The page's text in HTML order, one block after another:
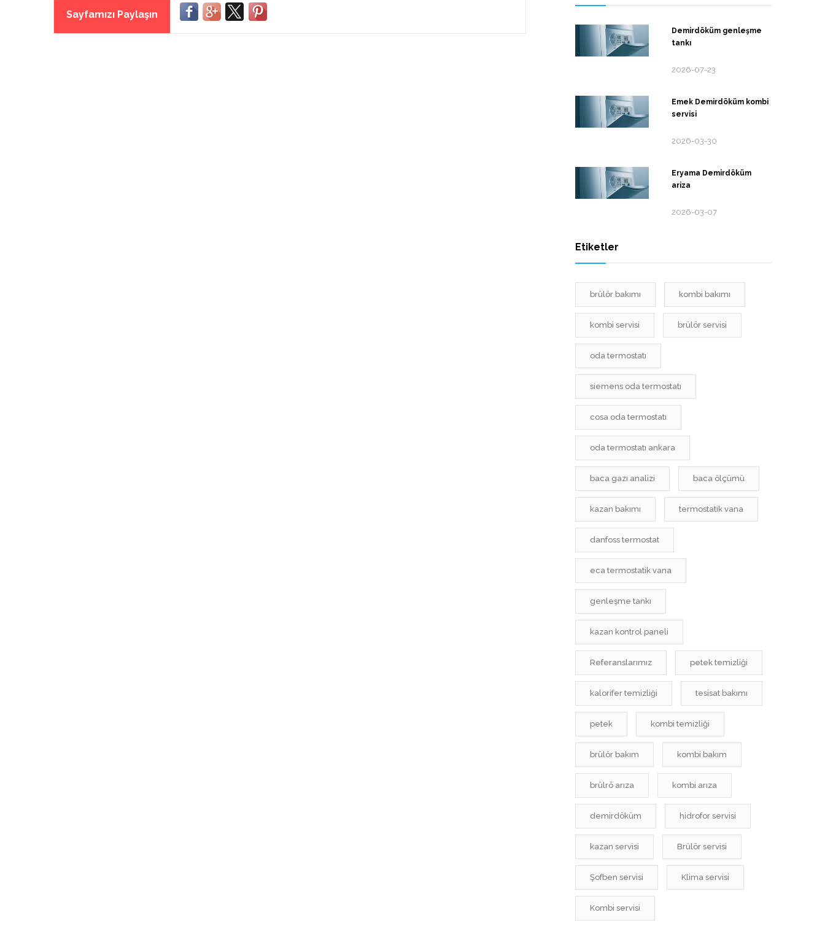
Sayfamızı Paylaşın
Demirdöküm genleşme
tankı
2026-07-23
Emek Demirdöküm kombi
servisi
2026-03-30
Eryama Demirdöküm
ariza
2026-03-07
Etiketler
brülör bakımı kombi bakımı
kombi servisi brülör servisi
oda termostatı
siemens oda termostatı
cosa oda termostatı
oda termostatı ankara
baca gazı analizi baca ölçümü
kazan bakımı termostatik vana
danfoss termostat
eca termostatik vana
genleşme tankı
kazan kontrol paneli
Referanslarımız petek temizliği
kalorifer temizliği tesisat bakımı
petek kombi temizliği
brülör bakım kombi bakım
brülrö arıza kombi arıza
demirdöküm hidrofor servisi
kazan servisi Brülör servisi
Şofben servisi Klima servisi
Kombi servisi